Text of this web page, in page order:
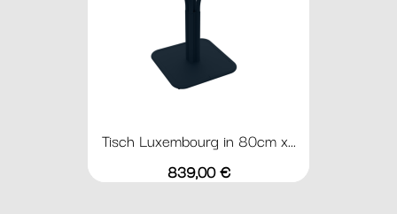
Tisch Luxembourg in 80cm x...
Preis
839,00 €